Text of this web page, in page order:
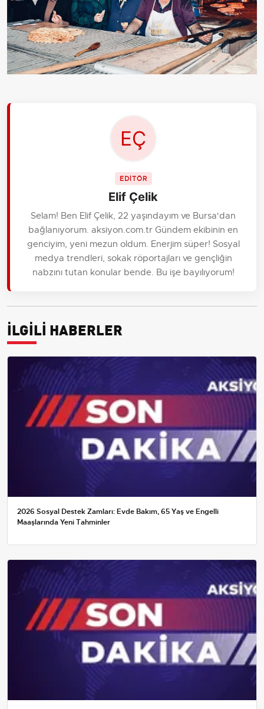
EDİTÖR
Elif Çelik
Selam! Ben Elif Çelik, 22 yaşındayım ve Bursa'dan
bağlanıyorum. aksiyon.com.tr Gündem ekibinin en
genciyim, yeni mezun oldum. Enerjim süper! Sosyal
medya trendleri, sokak röportajları ve gençliğin
nabzını tutan konular bende. Bu işe bayılıyorum!
İLGİLİ HABERLER
2026 Sosyal Destek Zamları: Evde Bakım, 65 Yaş ve Engelli
Maaşlarında Yeni Tahminler